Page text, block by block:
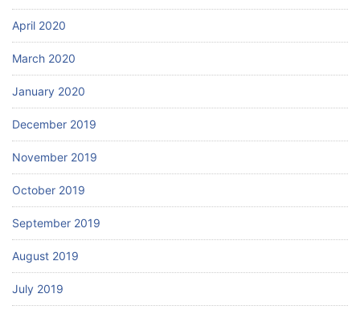
April 2020
March 2020
January 2020
December 2019
November 2019
October 2019
September 2019
August 2019
July 2019